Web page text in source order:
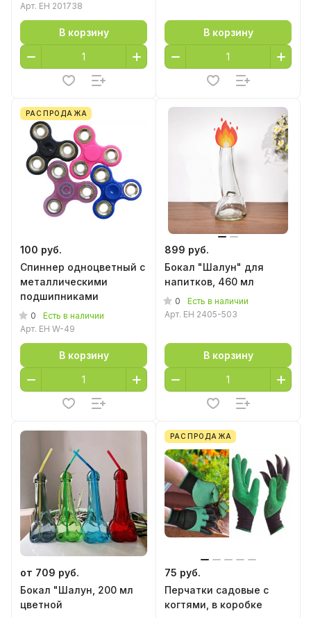
Арт. EH 201738
В корзину В корзину
РАСПРОДАЖА
100 руб.
Спиннер одноцветный с
металлическими
подшипниками
0
Есть в наличии
Арт. EH W-49
В корзину
899 руб.
Бокал "Шалун" для
напитков, 460 мл
0
Есть в наличии
Арт. EH 2405-503
В корзину
от 709 руб.
Бокал "Шалун, 200 мл
цветной
РАСПРОДАЖА
75 руб.
Перчатки садовые с
когтями, в коробке